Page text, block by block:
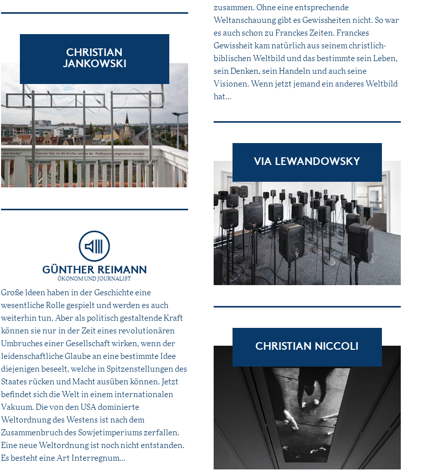
zusammen. Ohne eine entsprechende
Weltanschauung gibt es Gewissheiten nicht. So war
es auch schon zu Franckes Zeiten. Franckes
Gewissheit kam natürlich aus seinem christlich-
biblischen Weltbild und das bestimmte sein Leben,
sein Denken, sein Handeln und auch seine
Visionen. Wenn jetzt jemand ein anderes Weltbild
hat...
CHRISTIAN
JANKOWSKI
VIA LEWANDOWSKY
GÜNTHER REIMANN
ÖKONOM UND JOURNALIST
Große ldeen haben in der Geschichte eine
wesentliche Rolle gespielt und werden es auch
weiterhin tun. Aber als politisch gestaltende Kraft
können sie nur in der Zeit eines revolutionären
Umbruches einer Gesellschaft wirken, wenn der
leidenschaftliche Glaube an eine bestimmte Idee
diejenigen beseelt, welche in Spitzenstellungen des
Staates rücken und Macht ausüben können. Jetzt
befindet sich die Welt in einem internationalen
Vakuum. Die von den USA dominierte
Weltordnung des Westens ist nach dem
Zusammenbruch des Sowjetimperiums zerfallen.
Eine neue Weltordnung ist noch nicht entstanden.
Es besteht eine Art Interregnum...
CHRISTIAN NICCOLI